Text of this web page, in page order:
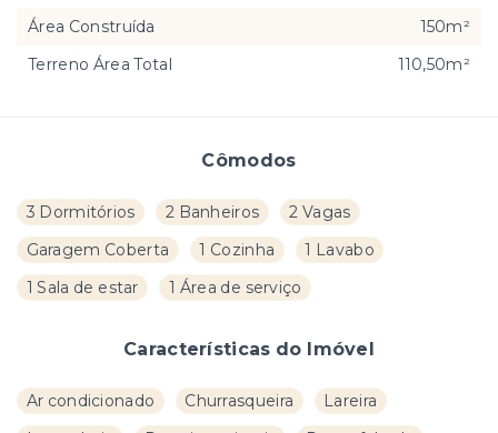
Cômodos
3 Dormitórios 2 Banheiros
2 Vagas
Garagem Coberta
1 Cozinha
1 Lavabo
1 Sala de estar
1 Área de serviço
Características do Imóvel
Ar condicionado Churrasqueira
Lareira
Área Construída
150m²
Terreno Área Total
110,50m²